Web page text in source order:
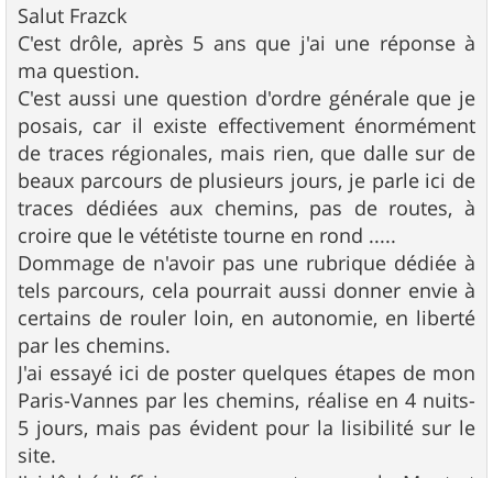
s
s
a
g
e
Salut Frazck
C'est drôle, après 5 ans que j'ai une réponse à
ma question.
C'est aussi une question d'ordre générale que je
posais, car il existe effectivement énormément
de traces régionales, mais rien, que dalle sur de
beaux parcours de plusieurs jours, je parle ici de
traces dédiées aux chemins, pas de routes, à
croire que le vététiste tourne en rond .....
Dommage de n'avoir pas une rubrique dédiée à
tels parcours, cela pourrait aussi donner envie à
certains de rouler loin, en autonomie, en liberté
par les chemins.
J'ai essayé ici de poster quelques étapes de mon
Paris-Vannes par les chemins, réalise en 4 nuits-
5 jours, mais pas évident pour la lisibilité sur le
site.